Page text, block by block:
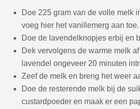
Doe 225 gram van de volle melk
voeg hier het vanillemerg aan toe.
Doe de lavendelknopjes erbij en
Dek vervolgens de warme melk
lavendel ongeveer 20 minuten
Zeef de melk en breng het weer
Doe de resterende melk bij de
custardpoeder en maak er een